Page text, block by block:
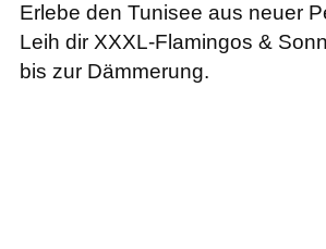
Erlebe den Tunisee aus neuer
Leih dir XXXL-Flamingos &
bis zur Dämmerung.